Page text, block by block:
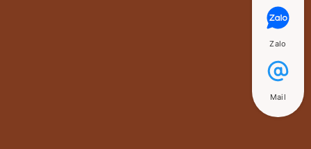
Zalo
Mail